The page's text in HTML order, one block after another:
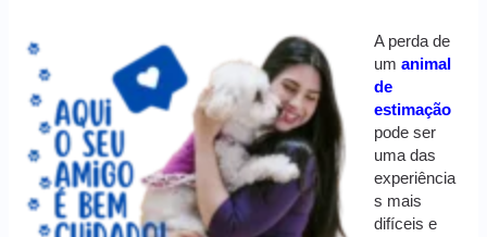
A perda de
umanimal
de
estimação
pode ser
uma das
experiência
s mais
difíceis e